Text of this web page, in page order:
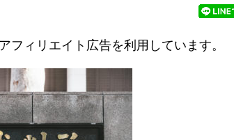
フィリエイト広告を利用しています。